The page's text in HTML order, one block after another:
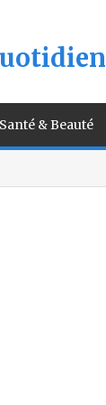
Santé & Beauté